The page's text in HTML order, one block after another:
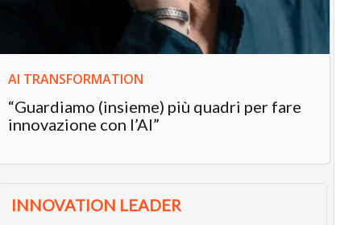
AI TRANSFORMATION
“Guardiamo (insieme) più quadri per fare
innovazione con l’AI”
INNOVATION LEADER